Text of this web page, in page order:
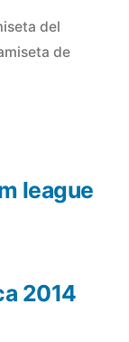
del
de
2014
league